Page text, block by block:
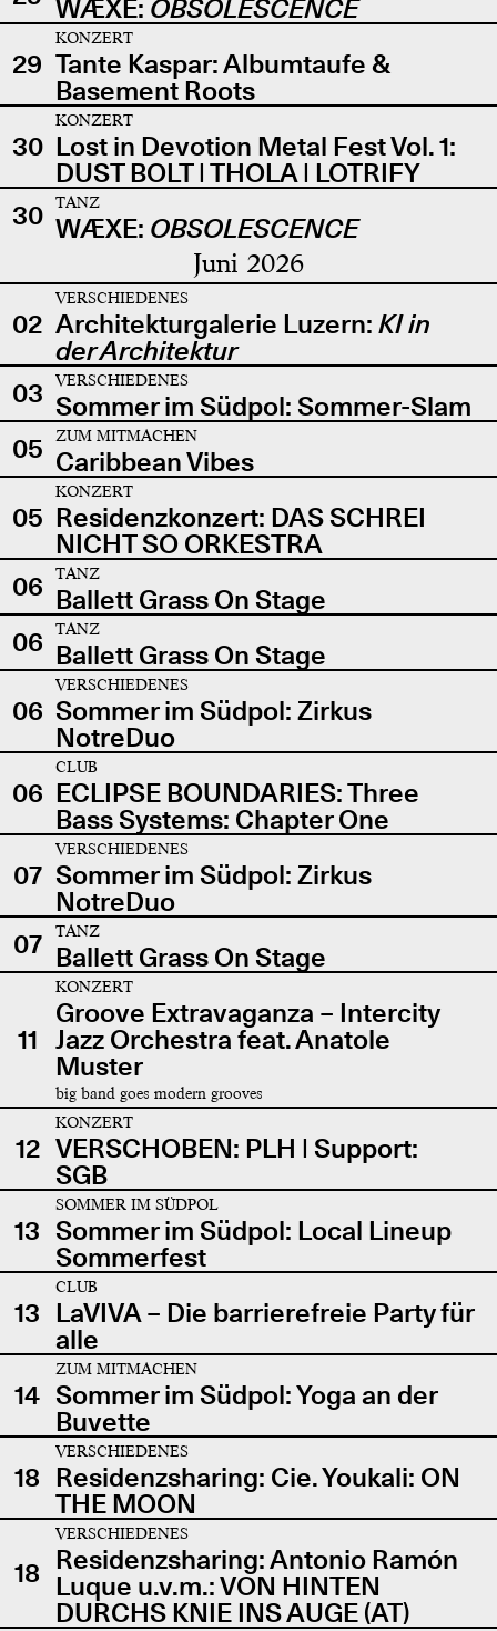
WÆXE: OBSOLESCENCE
29
KONZERT
Tante Kaspar: Albumtaufe &
Basement Roots
30
KONZERT
Lost in Devotion Metal Fest Vol. 1:
DUST BOLT | THOLA | LOTRIFY
30
TANZ
WÆXE: OBSOLESCENCE
Juni 2026
02
VERSCHIEDENES
Architekturgalerie Luzern: KI in
der Architektur
03
VERSCHIEDENES
Sommer im Südpol: Sommer-Slam
05
ZUM MITMACHEN
Caribbean Vibes
05
KONZERT
Residenzkonzert: DAS SCHREI
NICHT SO ORKESTRA
06
TANZ
Ballett Grass On Stage
06
TANZ
Ballett Grass On Stage
06
VERSCHIEDENES
Sommer im Südpol: Zirkus
NotreDuo
06
CLUB
ECLIPSE BOUNDARIES: Three
Bass Systems: Chapter One
07
VERSCHIEDENES
Sommer im Südpol: Zirkus
NotreDuo
07
TANZ
Ballett Grass On Stage
11
KONZERT
Groove Extravaganza – Intercity
Jazz Orchestra feat. Anatole
Muster
big band goes modern grooves
12
KONZERT
VERSCHOBEN: PLH | Support:
SGB
13
SOMMER IM SÜDPOL
Sommer im Südpol: Local Lineup
Sommerfest
13
CLUB
LaVIVA – Die barrierefreie Party für
alle
14
ZUM MITMACHEN
Sommer im Südpol: Yoga an der
Buvette
18
VERSCHIEDENES
Residenzsharing: Cie. Youkali: ON
THE MOON
18
VERSCHIEDENES
Residenzsharing: Antonio Ramón
Luque u.v.m.: VON HINTEN
DURCHS KNIE INS AUGE (AT)